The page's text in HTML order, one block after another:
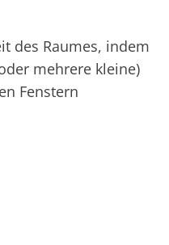
des Raumes, indem
mehrere kleine)
Fenstern